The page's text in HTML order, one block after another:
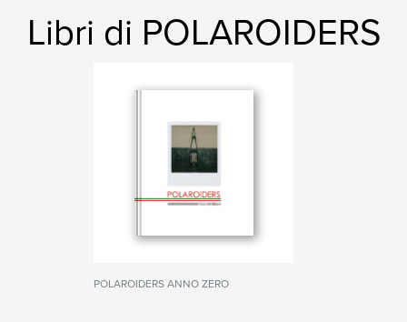
Libri di POLAROIDERS
POLAROIDERS ANNO ZERO